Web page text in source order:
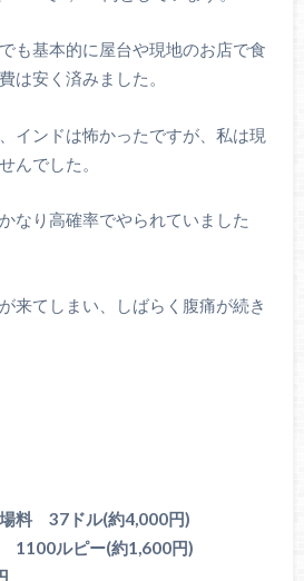
も基本的に屋台や現地のお店で食
は安く済みました。
インドは怖かったですが、私は現
んでした。
なり高確率でやられていました
来てしまい、しばらく腹痛が続き
料 37ドル(約4,000円)
1100ルピー(約1,600円)